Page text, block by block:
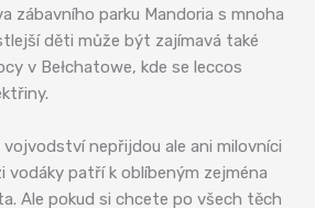
zábavního parku Mandoria s mnoha
děti může být zajímavá také
v Bełchatowe, kde se leccos
nepřijdou ale ani milovníci
vodáky patří k oblíbeným zejména
Ale pokud si chcete po všech těch